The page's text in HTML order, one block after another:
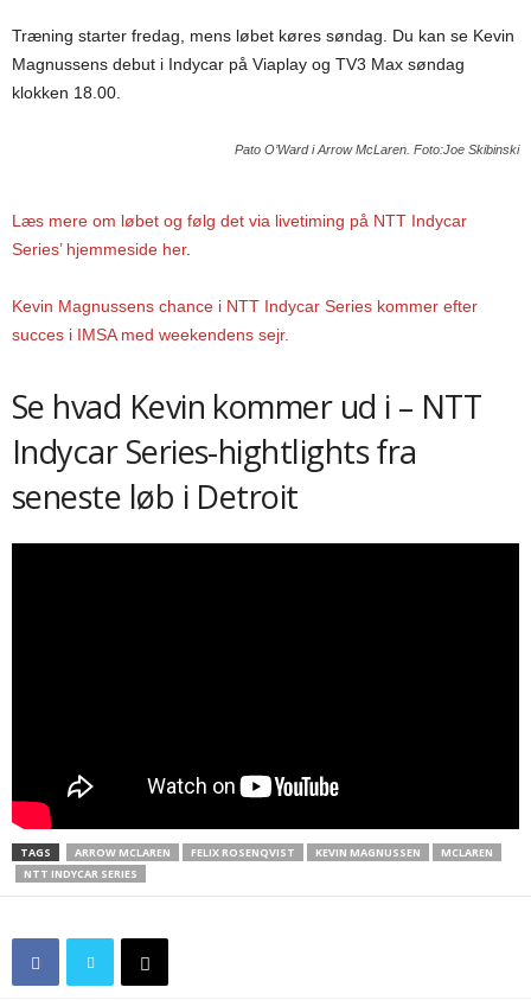
Træning starter fredag, mens løbet køres søndag. Du kan se Kevin
Magnussens debut i Indycar på Viaplay og TV3 Max søndag
klokken 18.00.
Pato O’Ward i Arrow McLaren. Foto:Joe Skibinski
Læs mere om løbet og følg det via livetiming på NTT Indycar
Series’ hjemmeside her.
Kevin Magnussens chance i NTT Indycar Series kommer efter
succes i IMSA med weekendens sejr.
Se hvad Kevin kommer ud i – NTT
Indycar Series-hightlights fra
seneste løb i Detroit
TAGS ARROW MCLAREN FELIX ROSENQVIST KEVIN MAGNUSSEN
MCLAREN
NTT INDYCAR SERIES